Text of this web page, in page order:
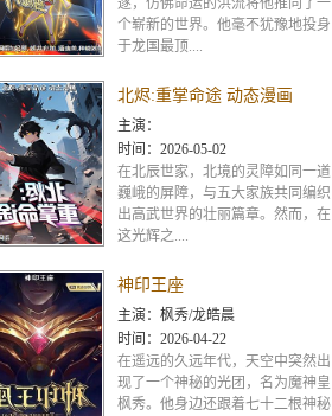
逐，仿佛命运的洪流将他推向了一
个崭新的世界。他毫不犹豫地投身
于龙国最顶....
北烬:重掌命途 动态漫画
主演：
时间： 2026-05-02
在北辰世家，北境的灵障如同一道
巍峨的屏障，与五大家族共同编织
出高武世界的壮丽篇章。然而，在
这光辉之....
神印王座
主演： 枫秀/龙皓晨
时间： 2026-04-22
在遥远的久远年代，天空中突然出
现了一个神秘的光团，名为魔神皇
枫秀。他身边还跟着七十二根神秘